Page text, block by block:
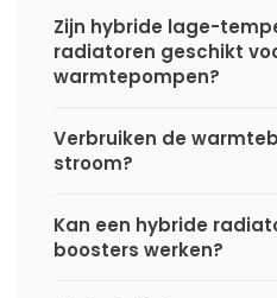
Zijn hybride lage-
radiatoren geschikt
warmtepompen?
Verbruiken de
stroom?
Kan een hybride
boosters werken?